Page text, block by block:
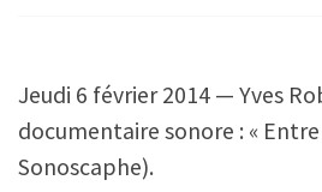
Jeudi 6 février 2014 — Yves
documentaire sonore : «
Sonoscaphe).